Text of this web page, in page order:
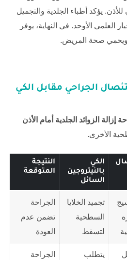
يؤكد أطباء الجلدية والتجميل
العلمي الأوحد. في النهاية، يوفر
ويحمي صحة المريض.
الجراحي مقابل الكي
إزالة الزوائد الجلدية أمام الأذن
الأخرى.
الكي
بالنيتروجين
السائل
النتيجة
المتوقعة
تجميد الخلايا
السطحية
لتسقط
الجراحة
تضمن عدم
العودة
يتطلب
الجراحة